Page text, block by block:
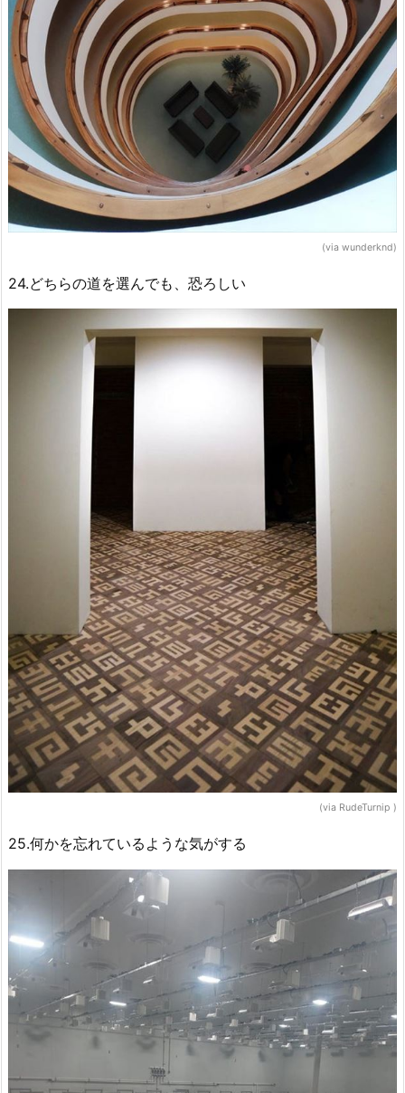
(via wunderknd)
24.どちらの道を選んでも、恐ろしい
(via RudeTurnip )
25.何かを忘れているような気がする